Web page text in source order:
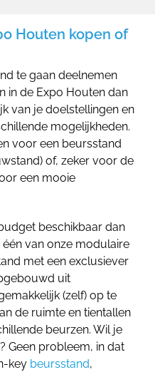
Houten kopen of
te gaan deelnemen
in de Expo Houten dan
van je doelstellingen en
mogelijkheden.
voor een beursstand
of, zeker voor de
een mooie
beschikbaar dan
van onze modulaire
met een exclusiever
uit
(zelf) op te
de ruimte en tientallen
beurzen. Wil je
Geen probleem, in dat
key beursstand,